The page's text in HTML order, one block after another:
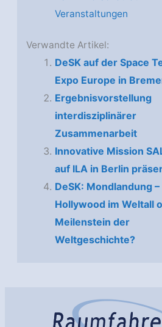
Veranstaltungen
Verwandte Artikel:
DeSK auf der Space
Expo Europe in
Ergebnisvorstellung
interdisziplinärer
Zusammenarbeit
Innovative Mission
auf ILA in Berlin
DeSK: Mondlandung –
Hollywood im Weltall
Meilenstein der
Weltgeschichte?